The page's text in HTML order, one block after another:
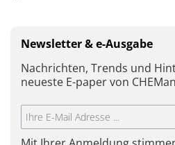
Newsletter & e-Ausgabe
Nachrichten, Trends und
neueste E-paper von